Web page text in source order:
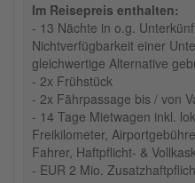
Im Reisepreis enthalten:
- 13 Nächte in o.g.
Nichtverfügbarkeit einer
gleichwertige Alternative
- 2x Frühstück
- 2x Fährpassage bis / von
- 14 Tage Mietwagen inkl.
Freikilometer,
Fahrer, Haftpflicht- &
- EUR 2 Mio.